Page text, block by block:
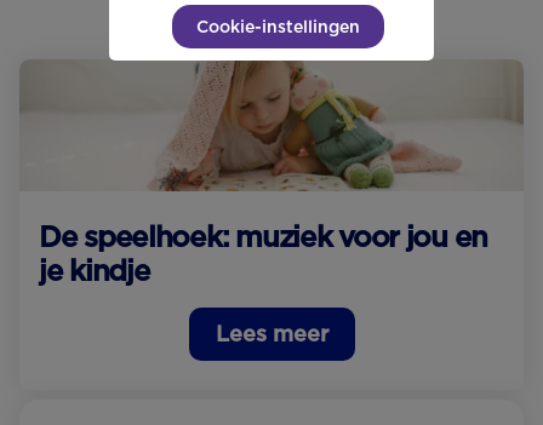
De speelhoek: muziek voor jou en
je kindje
Lees meer
Cookie-instellingen